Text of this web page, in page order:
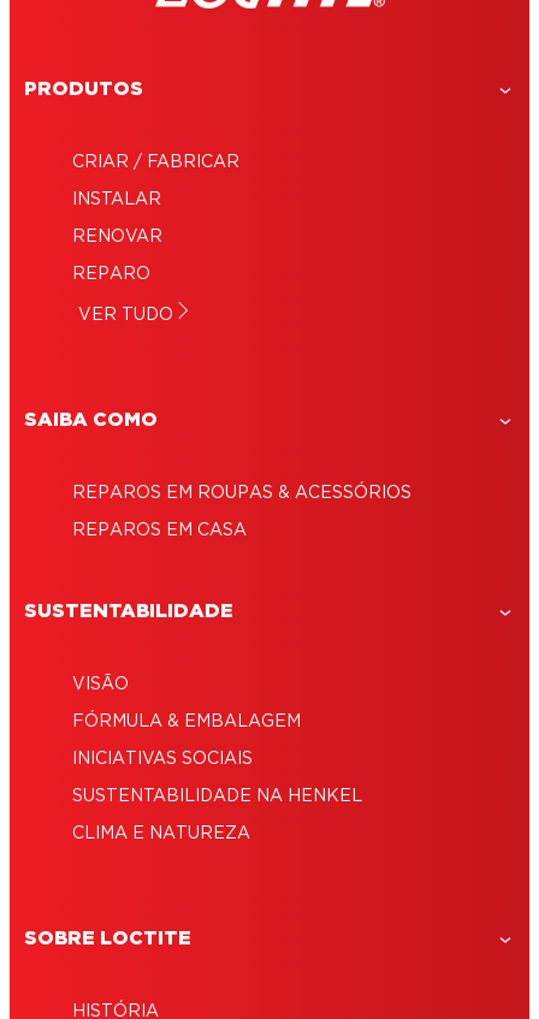
PRODUTOS
CRIAR / FABRICAR
INSTALAR
RENOVAR
REPARO
VER TUDO
SAIBA COMO
REPAROS EM ROUPAS & ACESSÓRIOS
REPAROS EM CASA
SUSTENTABILIDADE
VISÃO
FÓRMULA & EMBALAGEM
INICIATIVAS SOCIAIS
SUSTENTABILIDADE NA HENKEL
CLIMA E NATUREZA
SOBRE LOCTITE
HISTÓRIA